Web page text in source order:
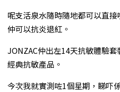
呢支活泉水隨時隨地都可以直接
仲可以抗炎退紅。
JONZAC仲出左14天抗敏體驗
經典抗敏產品。
今次我就實測咗1個星期，睇吓